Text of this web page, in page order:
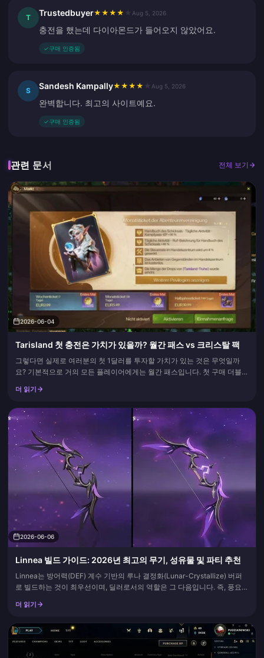
T Trustedbuyer★ ★ ★ ★ Aug 5, 2026
충전을 했는데 다이아몬드가 들어오지 않았어요.
✓구매 인증됨
S Sandesh Kampally★ ★ ★ ★ Aug 5, 2026
완벽합니다. 최고의 사이트예요.
✓구매 인증됨
관련 문서 전체 보기
2026-06-04
Tarisland 첫 충전은 가치가 있을까? 월간 패스 vs 크리스탈 팩
그렇다면 실제로 여러분의 첫 1달러를 투자할 가치가 있는 것은 무엇일까
요? 기본적으로 거의 모든 플레이어에게는 월간 패스입니다. 첫 구매 더블
품에 적용되기 때문입니다. 크리스탈 팩이 월간 패스를 이기는 경우는 단 한
더 읽기
2026-06-06
Linnea 빌드 가이드: 2026년 최고의 무기, 성유물 및 파티 추천
Linnea는 방어력(DEF) 계수 기반의 루나 결정화(Lunar-Crystallize) 버퍼
로 빌드하는 것이 최우선이며, 딜러로서의 역할은 그 다음입니다. 즉, 풍요로
타 주옵션 세팅, 그리고 실제로 사이클을 돌릴 수 있는 원소 충전 효율(ER)
더 읽기